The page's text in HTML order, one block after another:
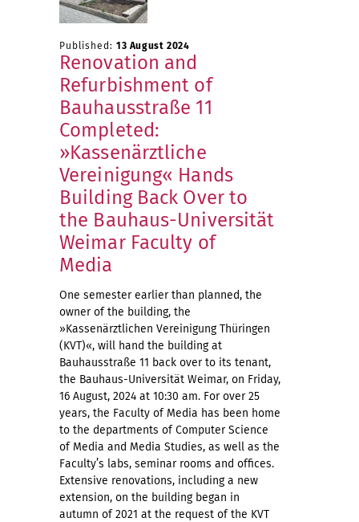
Published: 13 August 2024
Renovation and
Refurbishment of
Bauhausstraße 11
Completed:
»Kassenärztliche
Vereinigung« Hands
Building Back Over to
the Bauhaus-Universität
Weimar Faculty of
Media
One semester earlier than planned, the
owner of the building, the
»Kassenärztlichen Vereinigung Thüringen
(KVT)«, will hand the building at
Bauhausstraße 11 back over to its tenant,
the Bauhaus-Universität Weimar, on Friday,
16 August, 2024 at 10:30 am. For over 25
years, the Faculty of Media has been home
to the departments of Computer Science
of Media and Media Studies, as well as the
Faculty’s labs, seminar rooms and offices.
Extensive renovations, including a new
extension, on the building began in
autumn of 2021 at the request of the KVT